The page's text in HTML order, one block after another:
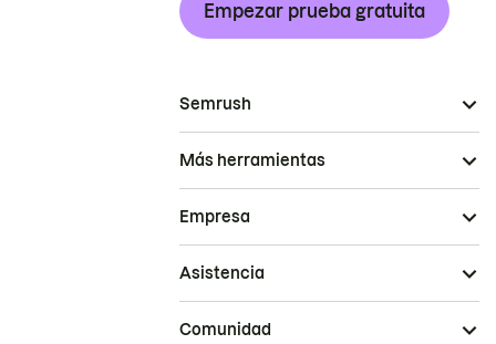
Empezar prueba gratuita
Semrush
Más herramientas
Empresa
Asistencia
Comunidad